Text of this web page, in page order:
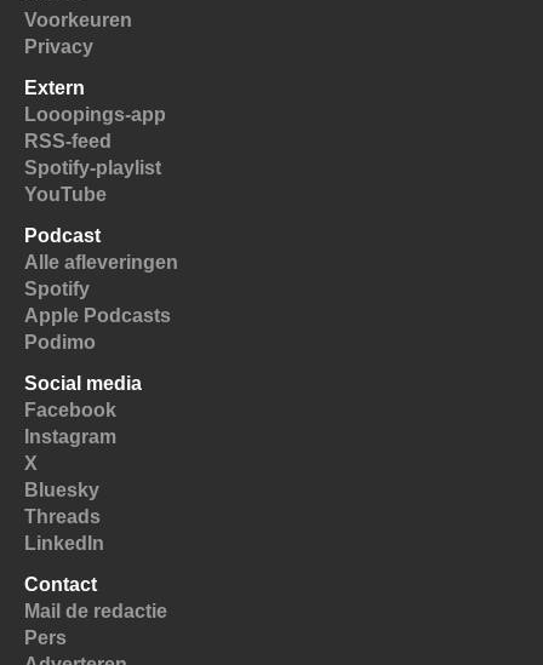
Voorkeuren
Privacy
Extern
Looopings-app
RSS-feed
Spotify-playlist
YouTube
Podcast
Alle afleveringen
Spotify
Apple Podcasts
Podimo
Social media
Facebook
Instagram
X
Bluesky
Threads
LinkedIn
Contact
Mail de redactie
Pers